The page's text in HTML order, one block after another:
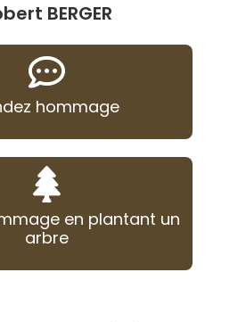
BERGER
hommage
en plantant un
arbre